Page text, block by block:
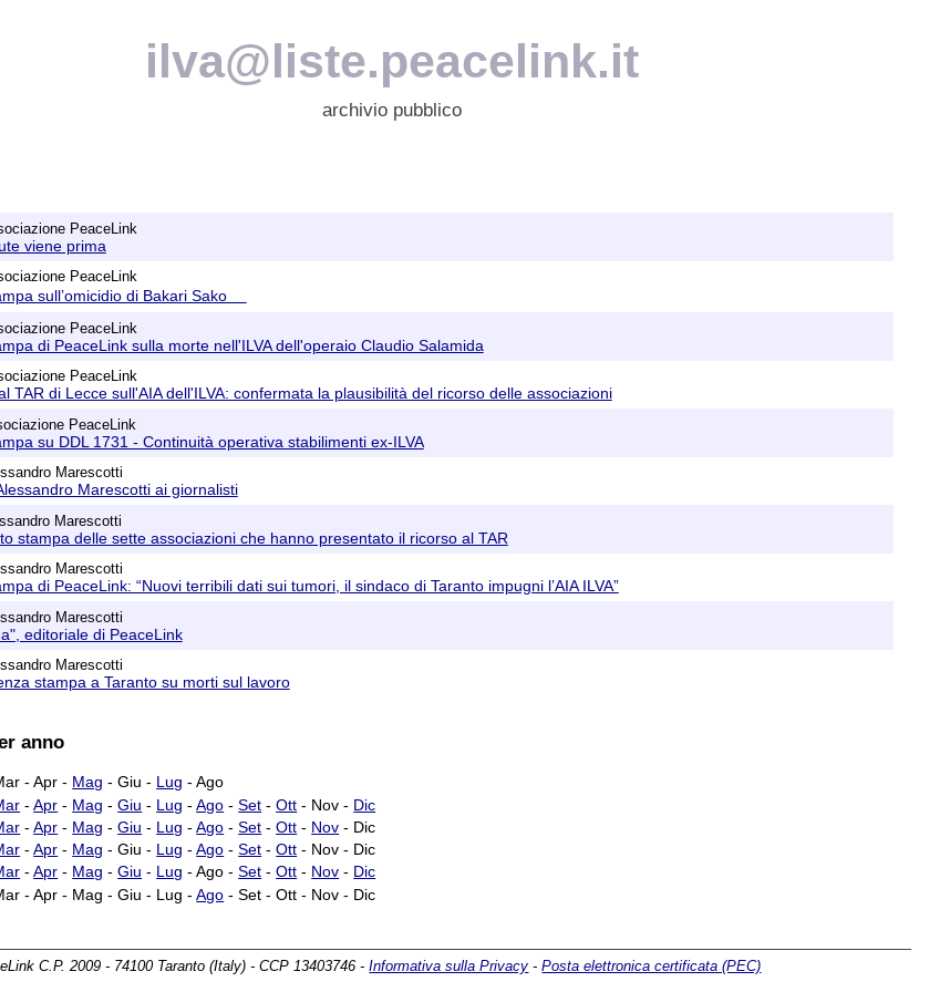
ilva@liste.peacelink.it
archivio pubblico
PeaceLink
viene prima
PeaceLink
sull’omicidio di Bakari Sako
PeaceLink
di PeaceLink sulla morte nell'ILVA dell'operaio Claudio Salamida
PeaceLink
TAR di Lecce sull'AIA dell'ILVA: confermata la plausibilità del ricorso delle associazioni
PeaceLink
su DDL 1731 - Continuità operativa stabilimenti ex-ILVA
Marescotti
Marescotti ai giornalisti
Marescotti
stampa delle sette associazioni che hanno presentato il ricorso al TAR
Marescotti
di PeaceLink: “Nuovi terribili dati sui tumori, il sindaco di Taranto impugni l’AIA ILVA”
Marescotti
editoriale di PeaceLink
Marescotti
stampa a Taranto su morti sul lavoro
anno
- Apr - Mag - Giu - Lug - Ago
-Apr - Mag -Giu - Lug -Ago -Set -Ott - Nov - Dic
-Apr - Mag -Giu - Lug -Ago -Set -Ott - Nov - Dic
-Apr - Mag - Giu - Lug -Ago -Set -Ott - Nov - Dic
-Apr - Mag -Giu - Lug - Ago -Set -Ott - Nov - Dic
- Apr - Mag - Giu - Lug -Ago - Set - Ott - Nov - Dic
C.P. 2009 - 74100 Taranto (Italy) - CCP 13403746 -Informativa sulla Privacy -Posta elettronica certificata (PEC)